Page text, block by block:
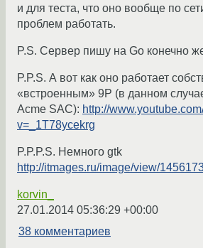
и для теста, что оно вообще по
проблем работать.
P.S. Сервер пишу на Go конечно
P.P.S. А вот как оно работает
«встроенным» 9P (в данном
Acme SAC): http://
v=_1T78ycekrg
P.P.P.S. Немного gtk
http://itmages.ru/image/view/
korvin_
27.01.2014 05:36:29 +00:00
38 комментариев